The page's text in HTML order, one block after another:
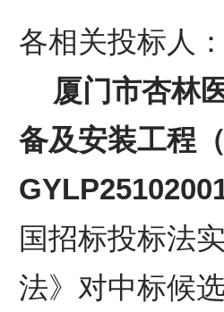
各相关投标人：
厦门市杏林
备及安装工程
国招标投标法
法》对中标候